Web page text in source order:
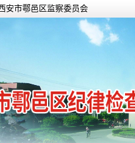
安市鄠邑区监察委员会